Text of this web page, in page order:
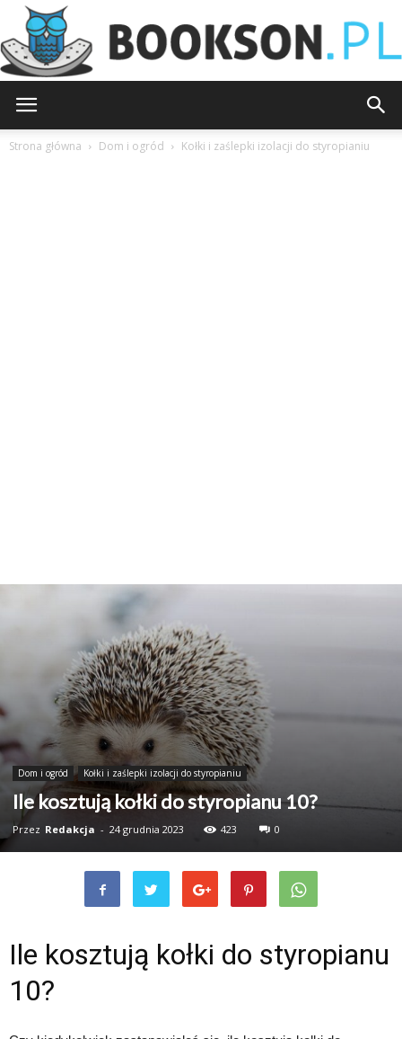
Strona główna Dom i ogród Kołki i zaślepki izolacji do styropianiu
Dom i ogród Kołki i zaślepki izolacji do styropianiu
Ile kosztują kołki do styropianu 10?
Przez Redakcja - 24 grudnia 2023 423 0
Ile kosztują kołki do styropianu
10?